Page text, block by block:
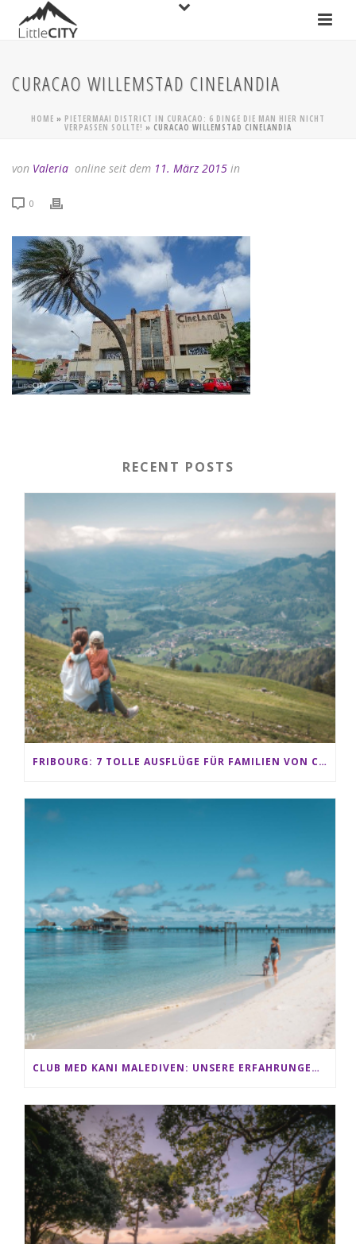
CURACAO WILLEMSTAD CINELANDIA
HOME » PIETERMAAI DISTRICT IN CURACAO: 6 DINGE DIE MAN HIER NICHT
VERPASSEN SOLLTE! » CURACAO WILLEMSTAD CINELANDIA
von Valeria online seit dem 11. März 2015 in
0
RECENT POSTS
FRIBOURG: 7 TOLLE AUSFLÜGE FÜR FAMILIEN VON CHARMEY BIS LES PACCOTS
CLUB MED KANI MALEDIVEN: UNSERE ERFAHRUNGEN IM ALL-INCLUSIVE PARADIES